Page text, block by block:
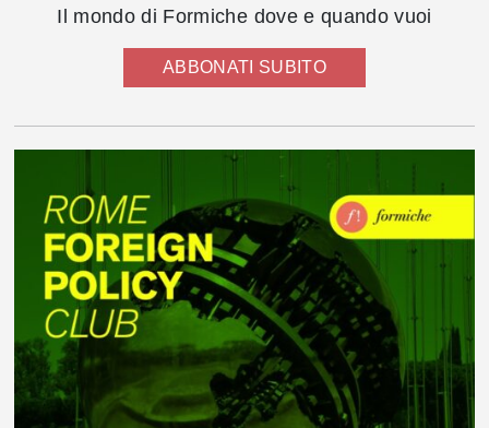
Il mondo di Formiche dove e quando vuoi
ABBONATI SUBITO